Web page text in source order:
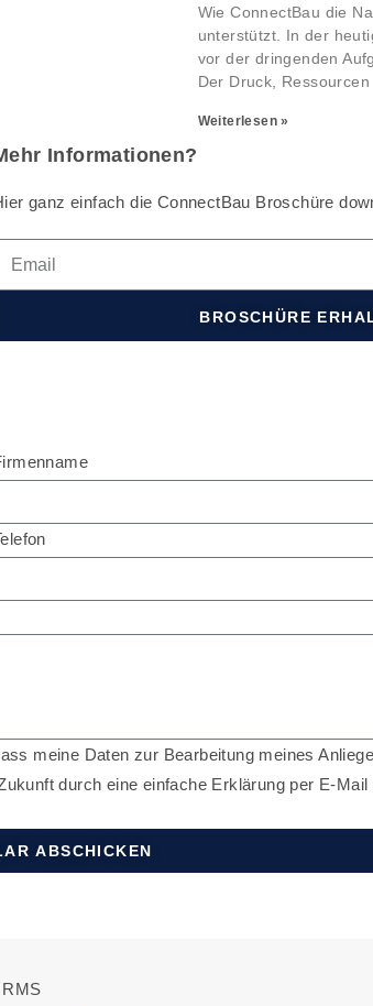
Wie ConnectBau die
unterstützt. In der
vor der dringenden
Der Druck, Ressourcen
Weiterlesen »
Informationen?
ganz einfach die ConnectBau Broschüre
BROSCHÜRE
meine Daten zur Bearbeitung meines
durch eine einfache Erklärung per E-
ABSCHICKEN